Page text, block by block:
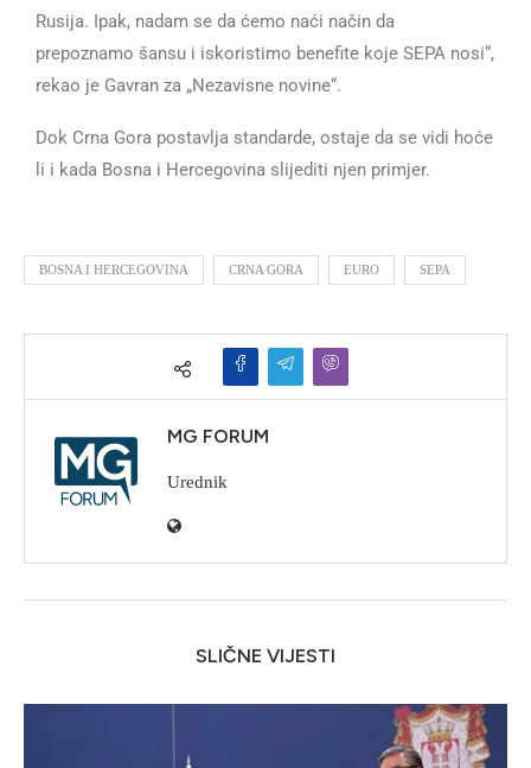
Rusija. Ipak, nadam se da ćemo naći način da
prepoznamo šansu i iskoristimo benefite koje SEPA nosi“,
rekao je Gavran za „Nezavisne novine“.
Dok Crna Gora postavlja standarde, ostaje da se vidi hoće
li i kada Bosna i Hercegovina slijediti njen primjer.
BOSNA I HERCEGOVINA CRNA GORA EURO SEPA
MG FORUM
Urednik
SLIČNE VIJESTI